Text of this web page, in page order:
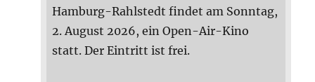
Hamburg-Rahlstedt findet am Sonntag,
2. August 2026, ein Open-Air-Kino
statt. Der Eintritt ist frei.